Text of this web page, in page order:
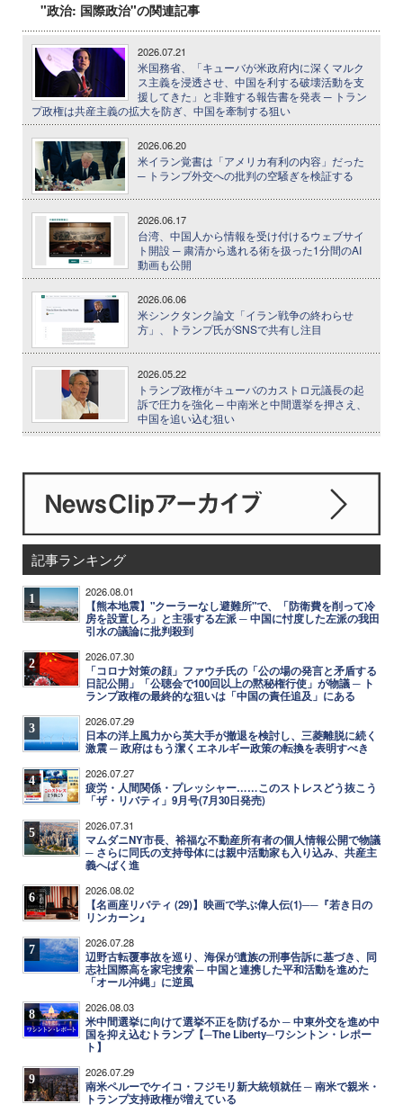
"政治: 国際政治"の関連記事
2026.07.21
米国務省、「キューバが米政府内に深くマルク
ス主義を浸透させ、中国を利する破壊活動を支
援してきた」と非難する報告書を発表 ─ トラン
プ政権は共産主義の拡大を防ぎ、中国を牽制する狙い
2026.06.20
米イラン覚書は「アメリカ有利の内容」だった
─ トランプ外交への批判の空騒ぎを検証する
2026.06.17
台湾、中国人から情報を受け付けるウェブサイ
ト開設 ─ 粛清から逃れる術を扱った1分間のAI
動画も公開
2026.06.06
米シンクタンク論文「イラン戦争の終わらせ
方」、トランプ氏がSNSで共有し注目
2026.05.22
トランプ政権がキューバのカストロ元議長の起
訴で圧力を強化 ─ 中南米と中間選挙を押さえ、
中国を追い込む狙い
記事ランキング
1 2026.08.01
【熊本地震】"クーラーなし避難所"で、「防衛費を削って冷
房を設置しろ」と主張する左派 ─ 中国に忖度した左派の我田
引水の議論に批判殺到
2 2026.07.30
「コロナ対策の顔」ファウチ氏の「公の場の発言と矛盾する
日記公開」「公聴会で100回以上の黙秘権行使」が物議 ─ ト
ランプ政権の最終的な狙いは「中国の責任追及」にある
3 2026.07.29
日本の洋上風力から英大手が撤退を検討し、三菱離脱に続く
激震 ─ 政府はもう潔くエネルギー政策の転換を表明すべき
4 2026.07.27
疲労・人間関係・プレッシャー……このストレスどう抜こう
「ザ・リバティ」9月号(7月30日発売)
5 2026.07.31
マムダニNY市長、裕福な不動産所有者の個人情報公開で物議
─ さらに同氏の支持母体には親中活動家も入り込み、共産主
義へばく進
6 2026.08.02
【名画座リバティ (29)】映画で学ぶ偉人伝(1)──『若き日の
リンカーン』
7 2026.07.28
辺野古転覆事故を巡り、海保が遺族の刑事告訴に基づき、同
志社国際高を家宅捜索 ─ 中国と連携した平和活動を進めた
「オール沖縄」に逆風
8 2026.08.03
米中間選挙に向けて選挙不正を防げるか ─ 中東外交を進め中
国を抑え込むトランプ【─The Liberty─ワシントン・レポー
ト】
9 2026.07.29
南米ペルーでケイコ・フジモリ新大統領就任 ─ 南米で親米・
トランプ支持政権が増えている